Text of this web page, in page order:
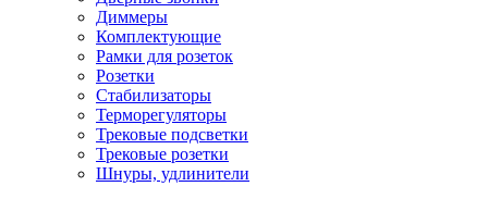
Диммеры
Комплектующие
Рамки для розеток
Розетки
Стабилизаторы
Терморегуляторы
Трековые подсветки
Трековые розетки
Шнуры, удлинители